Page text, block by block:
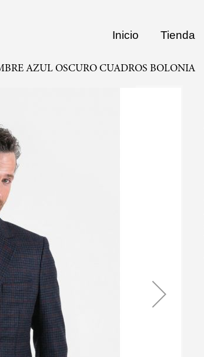
Inicio Tienda
AZUL OSCURO CUADROS BOLONIA